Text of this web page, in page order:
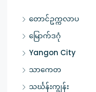
တောင်ဥက္ကလာပ
မြောက်ဒဂုံ
Yangon City
သာကေတ
သင်္ဃန်းကျွန်း